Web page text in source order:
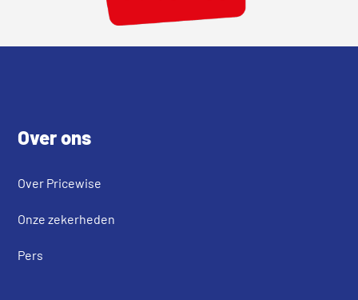
Over ons
Over Pricewise
Onze zekerheden
Pers